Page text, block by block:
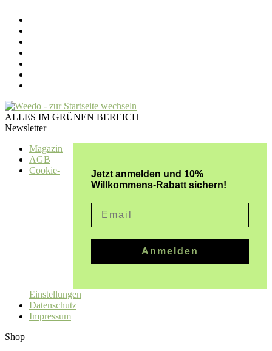
ALLES IM GRÜNEN BEREICH
Newsletter
Jetzt anmelden und 10%
Willkommens-Rabatt sichern!
Anmelden
Magazin
AGB
Cookie-
Einstellungen
Datenschutz
Impressum
Shop